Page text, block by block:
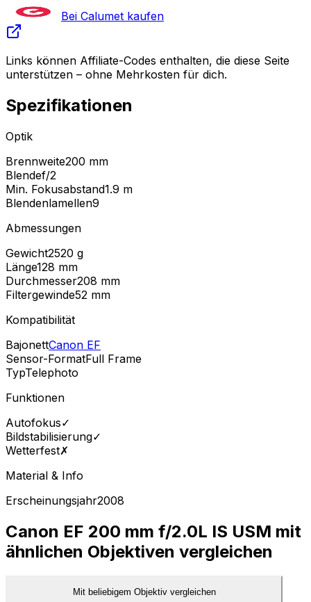
Bei Calumet kaufen
Links können Affiliate-Codes enthalten, die diese Seite
unterstützen – ohne Mehrkosten für dich.
Spezifikationen
Optik
Brennweite200 mm
Blendef/2
Min. Fokusabstand1.9 m
Blendenlamellen9
Abmessungen
Gewicht2520 g
Länge128 mm
Durchmesser208 mm
Filtergewinde52 mm
Kompatibilität
BajonettCanon EF
Sensor-FormatFull Frame
TypTelephoto
Funktionen
Autofokus✓
Bildstabilisierung✓
Wetterfest✗
Material & Info
Erscheinungsjahr2008
Canon EF 200 mm f/2.0L IS USM mit
ähnlichen Objektiven vergleichen
Mit beliebigem Objektiv vergleichen